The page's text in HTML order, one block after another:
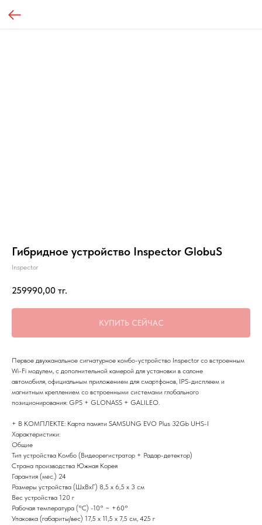
Гибридное устройство Inspector GlobuS
Inspector
259990,00 тг.
КУПИТЬ СЕЙЧАС
Первое двухканальное сигнатурное комбо-устройство Inspector со встроенным
Wi-Fi модулем, с дополнительной камерой для установки в салоне
автомобиля, официальным приложением для смартфонов, IPS-дисплеем и
магнитным креплением со встроенными системами глобального
позиционирования: GPS + GLONASS + GALILEO.
+ В КОМПЛЕКТЕ: Карта памяти SAMSUNG EVO Plus 32Gb UHS-I
Характеристики:
Общие
Тип устройства Комбо (Видеорегистратор + Радар-детектор)
Страна производства Южная Корея
Гарантия (мес.) 24
Размеры устройства (ШxВxГ) 8,5 х 6,5 х 3 см
Вес устройства 120 г
Рабочая температура (°C) -10° ~ +60°
Упаковка (габариты/вес) 17,5 х 11,5 х 7,5 см, 425 г